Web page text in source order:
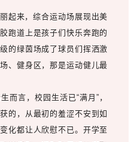
起来，综合运动场展现出美
跑道上是孩子们快乐奔跑的
的绿茵场成了球员们挥洒激
、健身区，那是运动健儿最
而言，校园生活已“满月”，
的，从最初的羞涩不安到如
化都让人欣慰不已。开学至